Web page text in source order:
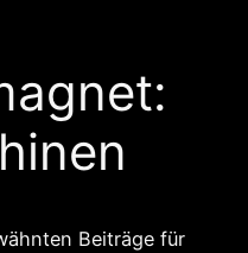
Beiträge für